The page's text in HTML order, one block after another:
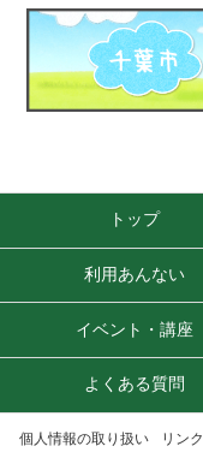
トップ
利用あんない
イベント・講座
よくある質問
個人情報の取り扱い リンク